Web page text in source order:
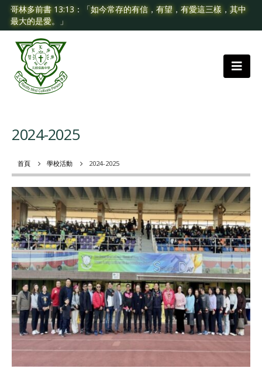
哥林多前書 13:13：「如今常存的有信，有望，有愛這三樣，其中
最大的是愛。」
首頁 學校活動 2024-2025
2024-2025